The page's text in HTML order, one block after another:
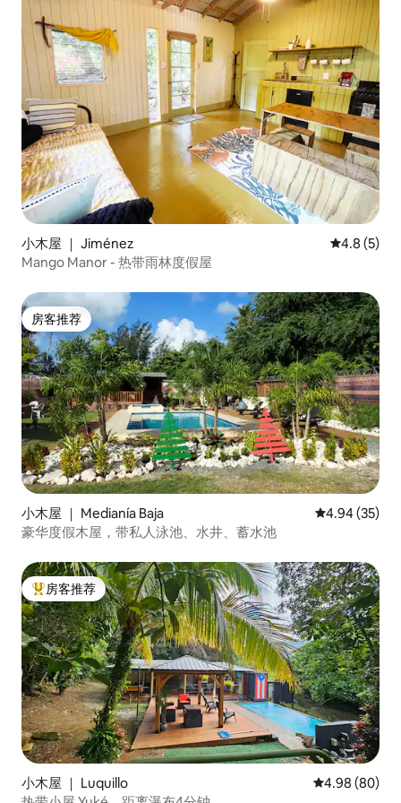
小木屋 ｜ Jiménez 平均评分
4.8 (5)
Mango Manor - 热带雨林度假屋
房客推荐
房客推荐
小木屋 ｜ Medianía Baja 平均评分
4.94 (35)
豪华度假木屋，带私人泳池、水井、蓄水池
热门「房客推荐」
房客推荐
小木屋 ｜ Luquillo 平均评分 4.98
4.98 (80)